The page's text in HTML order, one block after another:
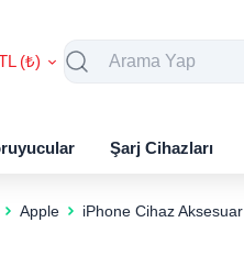
(₺)
Şarj Cihazları
Apple iPhone Cihaz Aksesuar